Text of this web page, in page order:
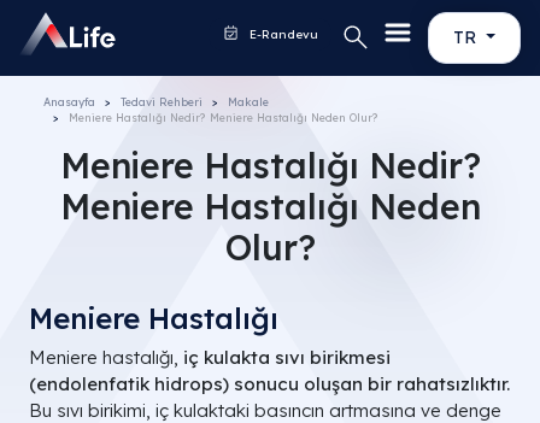
TR
E-Randevu
Anasayfa Tedavi Rehberi
Makale
Meniere Hastalığı Nedir? Meniere Hastalığı Neden Olur?
Meniere Hastalığı Nedir?
Meniere Hastalığı Neden
Olur?
Meniere Hastalığı
Meniere hastalığı, iç kulakta sıvı birikmesi
(endolenfatik hidrops) sonucu oluşan bir rahatsızlıktır.
Bu sıvı birikimi, iç kulaktaki basıncın artmasına ve denge